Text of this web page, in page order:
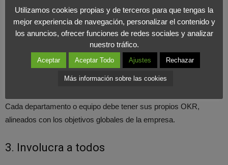
1. Define objetivos estratégicos
Comienza con objetivos a nivel corporativo. Pregúntate: ¿dónde
queremos estar en tres meses? ¿En qué debemos centrarnos
2. Desglosa por equipos
Cada departamento o equipo debe tener sus propios OKR,
alineados con los objetivos globales de la empresa.
3. Involucra a todos
Utilizamos cookies propias y de terceros para que tengas la
mejor experiencia de navegación, personalizar el contenido y
los anuncios, ofrecer funciones de redes sociales y analizar
nuestro tráfico.
Aceptar Aceptar Todo Ajustes Rechazar
Más información sobre las cookies